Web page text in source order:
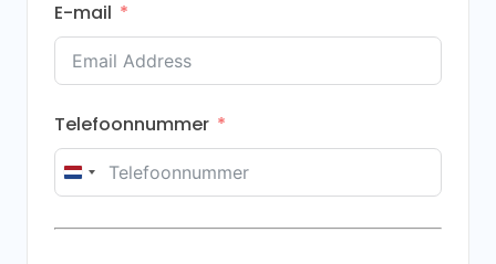
E-mail
Telefoonnummer
Netherlands